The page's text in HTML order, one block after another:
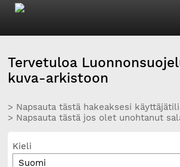
Tervetuloa
kuva-arkistoon
> Napsauta tästä hakeaksesi
> Napsauta tästä jos olet unohtanut
Kieli